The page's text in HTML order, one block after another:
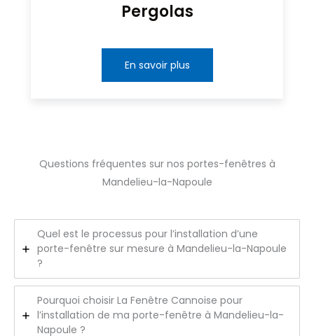
Pergolas
En savoir plus
Questions fréquentes sur nos portes-fenêtres à
Mandelieu-la-Napoule
Quel est le processus pour l’installation d’une
porte-fenêtre sur mesure à Mandelieu-la-Napoule
?
Pourquoi choisir La Fenêtre Cannoise pour
l’installation de ma porte-fenêtre à Mandelieu-la-
Napoule ?